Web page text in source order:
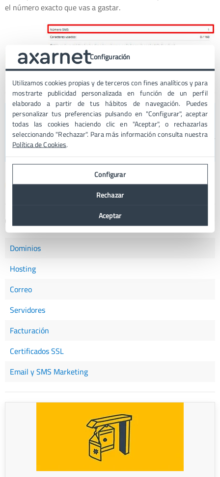
el número exacto que vas a gastar.
IMPORTANTE:Usar campos personalizados en tu
agenda de teléfonos, te permitirá enviar tus SMS
de forma más personalizada, por lo que tus envíos
OTRAS CATEGORÍAS DE AYUDA
Dominios
Hosting
Correo
Servidores
Facturación
Certificados SSL
Email y SMS Marketing
Configuración
Utilizamos cookies propias y de terceros con fines analíticos y para
mostrarte publicidad personalizada en función de un perfil
elaborado a partir de tus hábitos de navegación. Puedes
personalizar tus preferencias pulsando en "Configurar", aceptar
todas las cookies haciendo clic en "Aceptar", o rechazarlas
seleccionando "Rechazar". Para más información consulta nuestra
Política de Cookies.
Configurar
Rechazar
Aceptar